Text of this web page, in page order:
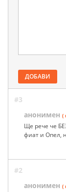
ДОБАВИ
#3
анонимен (
Ще рече че
фиат и Опел,
#2
анонимен (